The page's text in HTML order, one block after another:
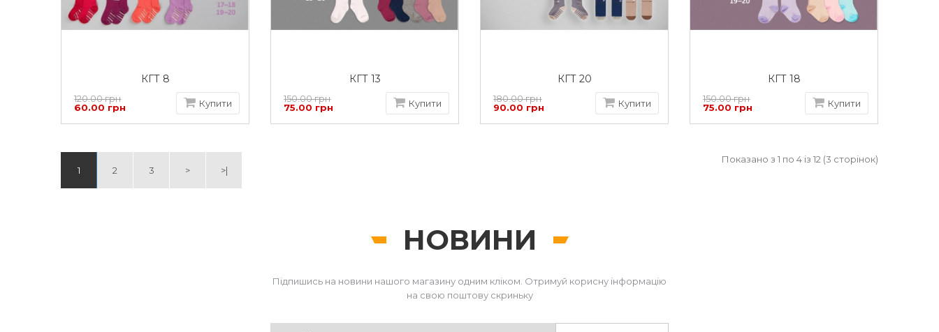
КГТ 8
120.00 грн
60.00 грн
Купити
КГТ 13
150.00 грн
75.00 грн
Купити
КГТ 20
180.00 грн
90.00 грн
Купити
КГТ 18
150.00 грн
75.00 грн
Купити
1 2 3 > >|
Показано з 1 по 4 із 12 (3 сторінок)
НОВИНИ
Підпишись на новини нашого магазину одним кліком. Отримуй корисну інформацію
на свою поштову скриньку